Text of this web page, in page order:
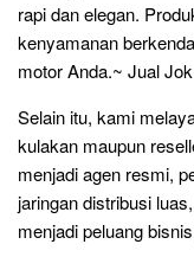
rapi dan elegan.
kenyamanan
motor Anda.~ Jual
Selain itu, kami
kulakan maupun
menjadi agen resmi,
jaringan distribusi
menjadi peluang